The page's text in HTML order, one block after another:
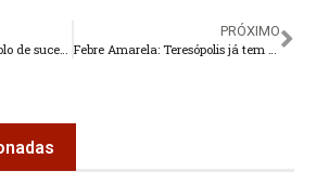
Batalhão da PM é símbolo de sucesso empreendedor
PRÓXIMO
Febre Amarela: Teresópolis já tem 21 casos e oito mortes